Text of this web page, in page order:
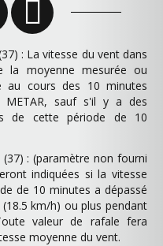
: La vitesse du vent dans
la moyenne mesurée ou
au cours des 10 minutes
METAR, sauf s'il y a des
de cette période de 10
(37) : (paramètre non fourni
indiquées si la vitesse
de 10 minutes a dépassé
km/h) ou plus pendant
valeur de rafale fera
moyenne du vent.